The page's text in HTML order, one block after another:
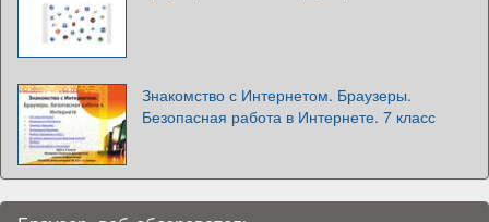
Знакомство с Интернетом. Браузеры.
Безопасная работа в Интернете. 7 класс